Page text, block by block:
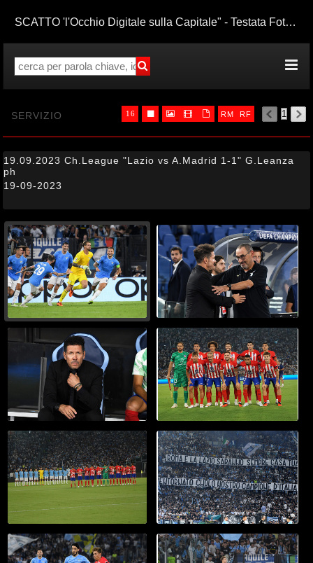
SCATTO 'l'Occhio Digitale sulla Capitale" - Testata Fotogiornalistica Iscrizione Tribunale di Roma n* 75/2016 del 05.04.2016
 
SERVIZIO 16    RM RF
19.09.2023 Ch.League "Lazio vs A.Madrid 1-1" G.Leanza
ph
19-09-2023
20025
19.09.2023 Ch.League "Lazio
vs A.Madrid 1-1" G.Leanza ph
19.09.2023 Ch.League "Lazio
vs A.Madrid 1-1" il portiere
della Lazio Provedel autore
del gol del pari al minuto 95 -
G.Leanza ph
20026
19.09.2023 Ch.League "Lazio
vs A.Madrid 1-1" G.Leanza ph
19.09.2023 Ch.League "Lazio
vs A.Madrid 1-1" il saluto tra i
tecnici Simeone e Sarri prima
della gara - G.Leanza ph
20027
19.09.2023 Ch.League "Lazio
vs A.Madrid 1-1" G.Leanza ph
19.09.2023 Ch.League "Lazio
vs A.Madrid 1-1" P.Simeone
allenatore A.Madrid e ex
calciatore Lazio - G.Leanza ph
20028
19.09.2023 Ch.League "Lazio
vs A.Madrid 1-1" G.Leanza ph
19.09.2023 Ch.League "Lazio
vs A.Madrid 1-1" G.Leanza ph
20029
19.09.2023 Ch.League "Lazio
vs A.Madrid 1-1" G.Leanza ph
20030
19.09.2023 Ch.League "Lazio
vs A.Madrid 1-1" G.Leanza ph